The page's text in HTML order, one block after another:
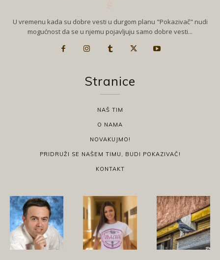
U vremenu kada su dobre vesti u durgom planu "Pokazivač" nudi
mogućnost da se u njemu pojavljuju samo dobre vesti...
Stranice
NAŠ TIM
O NAMA
NOVAKUJMO!
PRIDRUŽI SE NAŠEM TIMU, BUDI POKAZIVAČ!
KONTAKT